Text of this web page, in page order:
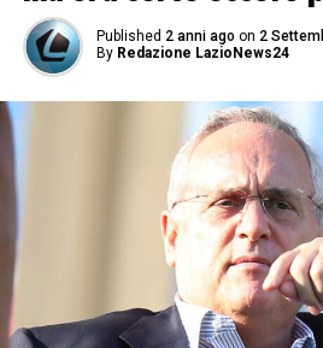
Published 2 anni ago on 2
By Redazione LazioNews24